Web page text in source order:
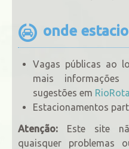
onde
Vagas públicas ao
mais
sugestões em
Estacionamentos
Atenção: Este site
quaisquer problemas